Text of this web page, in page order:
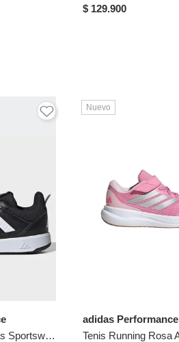
$ 129.900
Tenis Lifestyle adidas Sportswear Tensaur Sport 3.0 CF Negro
Nuevo
adidas Performance